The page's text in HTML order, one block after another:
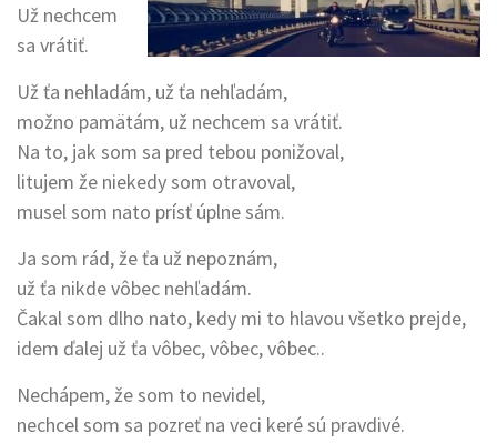
Už nechcem
sa vrátiť.
Už ťa nehladám, už ťa nehľadám,
možno pamätám, už nechcem sa vrátiť.
Na to, jak som sa pred tebou ponižoval,
litujem že niekedy som otravoval,
musel som nato prísť úplne sám.
Ja som rád, že ťa už nepoznám,
už ťa nikde vôbec nehľadám.
Čakal som dlho nato, kedy mi to hlavou všetko prejde,
idem ďalej už ťa vôbec, vôbec, vôbec..
Nechápem, že som to nevidel,
nechcel som sa pozreť na veci keré sú pravdivé.